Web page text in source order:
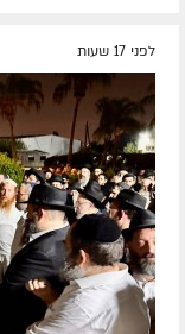
לפני 17 שעות